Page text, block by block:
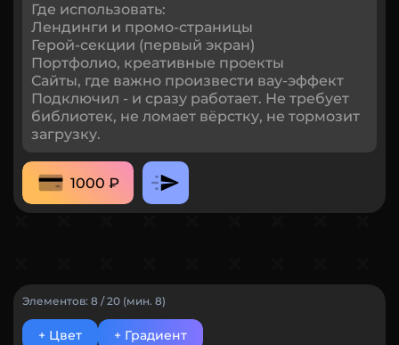
Где использовать:
Лендинги и промо-страницы
Герой-секции (первый экран)
Портфолио, креативные проекты
Сайты, где важно произвести вау-эффект
Подключил - и сразу работает. Не требует
библиотек, не ломает вёрстку, не тормозит
загрузку.
1000 ₽
Элементов: 8 / 20 (мин. 8)
+ Цвет + Градиент